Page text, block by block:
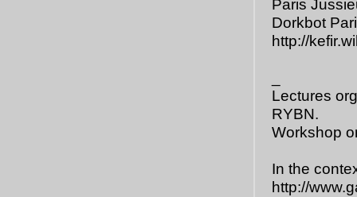
Paris
Dorkbot
http://
Lectures
RYBN.
Workshop
In the
http://